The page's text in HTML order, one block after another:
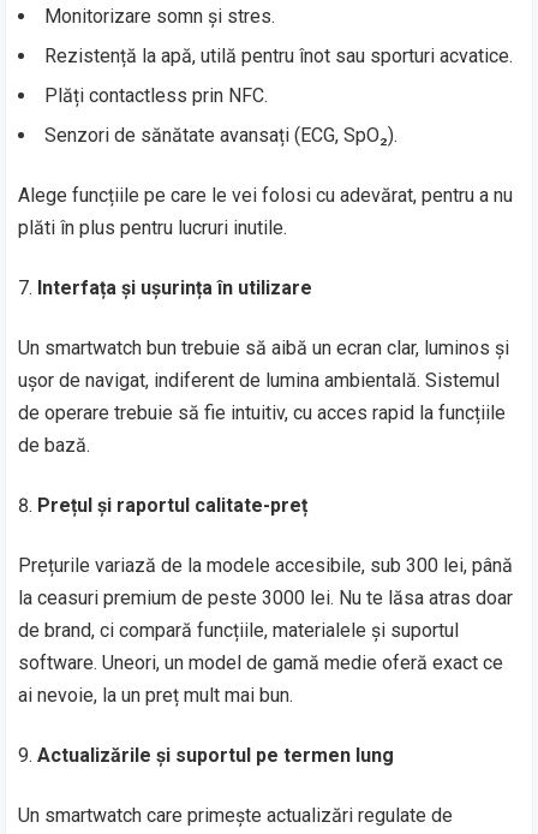
Monitorizare somn și stres.
Rezistență la apă, utilă pentru înot sau sporturi acvatice.
Plăți contactless prin NFC.
Senzori de sănătate avansați (ECG, SpO₂).
Alege funcțiile pe care le vei folosi cu adevărat, pentru a nu
plăti în plus pentru lucruri inutile.
Interfața și ușurința în utilizare
Un smartwatch bun trebuie să aibă un ecran clar, luminos și
ușor de navigat, indiferent de lumina ambientală. Sistemul
de operare trebuie să fie intuitiv, cu acces rapid la funcțiile
de bază.
Prețul și raportul calitate-preț
Prețurile variază de la modele accesibile, sub 300 lei, până
la ceasuri premium de peste 3000 lei. Nu te lăsa atras doar
de brand, ci compară funcțiile, materialele și suportul
software. Uneori, un model de gamă medie oferă exact ce
ai nevoie, la un preț mult mai bun.
Actualizările și suportul pe termen lung
Un smartwatch care primește actualizări regulate de